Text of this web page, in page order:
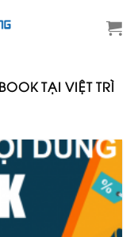
TẠI VIỆT TRÌ